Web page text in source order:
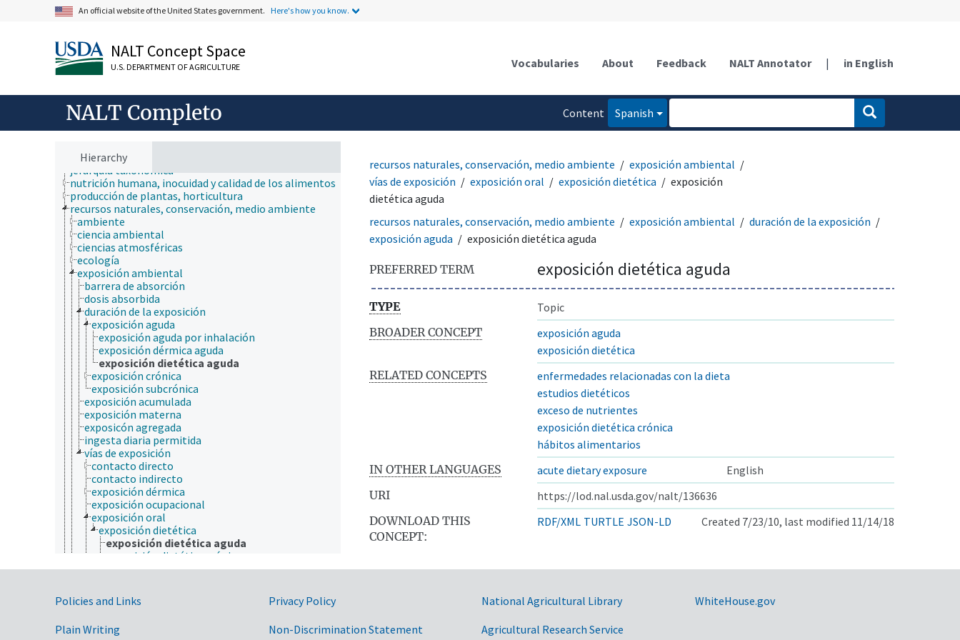
An official website of the United States government. Here's how you know.
NALT Concept Space
U.S. DEPARTMENT OF AGRICULTURE Vocabularies About Feedback NALT Annotator | in English
NALT Completo
Content
Spanish
Hierarchy
ámbitos de estudio
animales, ganado, Una Sola Salud
desarrollo rural, comunidades, educación, extensión
economía, comercio, derecho, negocios, industria
fincas, sistemas de producción agrícola
investigación, tecnología, métodos
jerarquía taxonómica
nutrición humana, inocuidad y calidad de los alimentos
producción de plantas, horticultura
recursos naturales, conservación, medio ambiente
ambiente
ciencia ambiental
ciencias atmosféricas
ecología
exposición ambiental
barrera de absorción
dosis absorbida
duración de la exposición
exposición aguda
exposición aguda por inhalación
exposición dérmica aguda
exposición dietética aguda
exposición crónica
exposición subcrónica
exposición acumulada
exposición materna
exposicón agregada
ingesta diaria permitida
vías de exposición
contacto directo
contacto indirecto
exposición dérmica
exposición ocupacional
exposición oral
exposición dietética
exposición dietética aguda
exposición dietética crónica
exposición por inhalación
hidrología
manejo de recursos naturales
recursos naturales
recursos naturales, conservación, medio ambiente
exposición ambiental
vías de exposición
exposición oral exposición dietética
exposición
dietética aguda
recursos naturales, conservación, medio ambiente
exposición ambiental
duración de la exposición
exposición aguda
exposición dietética aguda
PREFERRED TERM exposición dietética aguda
TYPE
Topic
BROADER CONCEPT
exposición aguda
exposición dietética
RELATED CONCEPTS
enfermedades relacionadas con la dieta
estudios dietéticos
exceso de nutrientes
exposición dietética crónica
hábitos alimentarios
IN OTHER LANGUAGES
acute dietary exposure
English
URI
https://lod.nal.usda.gov/nalt/136636
DOWNLOAD THIS
CONCEPT:
RDF/XML TURTLE JSON-LD Created 7/23/10, last modified 11/14/18
Government Links
Policies and Links
Plain Writing
Privacy Policy
Non-Discrimination Statement
National Agricultural Library
Agricultural Research Service
WhiteHouse.gov